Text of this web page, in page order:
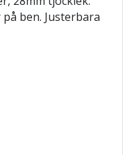
ben. Justerbara